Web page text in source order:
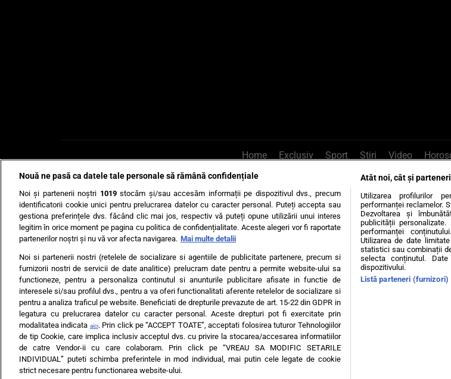
Home Exclusiv Sport Știri Video
AI UN PONT? Scrie-ne pe Whatsapp, sună la
Știri interne Știri externe
Ultimele stiri Diete Insula Iubirii Dictionar de
Echipa editorială Termeni si condiții Politica de confidențialitate
Nouă ne pasă ca datele tale personale să rămână confidențiale
Noi și partenerii noștri 1019stocăm și/sau accesăm informații pe dispozitivul dvs., precum
identificatorii cookie unici pentru prelucrarea datelor cu caracter personal. Puteți accepta sau
gestiona preferințele dvs. făcând clic mai jos, respectiv vă puteți opune utilizării unui interes
legitim în orice moment pe pagina cu politica de confidențialitate. Aceste alegeri vor fi raportate
partenerilor noștri și nu vă vor afecta navigarea. Mai multe detalii
Noi si partenerii nostri (retelele de socializare si agentiile de publicitate partenere, precum si
furnizorii nostri de servicii de date analitice) prelucram date pentru a permite website-ului sa
functioneze, pentru a personaliza continutul si anunturile publicitare afisate in functie de
interesele si/sau profilul dvs., pentru a va oferi functionalitati aferente retelelor de socializare si
pentru a analiza traficul pe website. Beneficiati de drepturile prevazute de art. 15-22 din GDPR in
legatura cu prelucrarea datelor cu caracter personal. Aceste drepturi pot fi exercitate prin
modalitatea indicata aici. Prin click pe “ACCEPT TOATE”, acceptati folosirea tuturor Tehnologiilor
de tip Cookie, care implica inclusiv acceptul dvs. cu privire la stocarea/accesarea informatiilor
de catre Vendor-ii cu care colaboram. Prin click pe “VREAU SA MODIFIC SETARILE
INDIVIDUAL” puteti schimba preferintele in mod individual, mai putin cele legate de cookie
strict necesare pentru functionarea website-ului.
Atât noi, cât și
Utilizarea profilurilor
performanței reclamelor.
Dezvoltarea și
publicității
performanței
Utilizarea de date
statistici sau combinații
selecta conținutul.
dispozitivului.
Listă parteneri (furnizori)